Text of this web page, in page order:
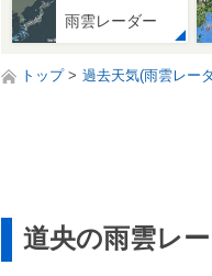
雨雲レーダー
トップ 過去天気(雨雲レー
道央の雨雲レ